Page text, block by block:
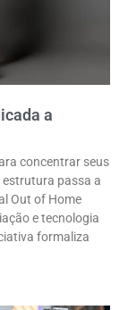
a
concentrar seus
estrutura passa a
Out of Home
e tecnologia
formaliza